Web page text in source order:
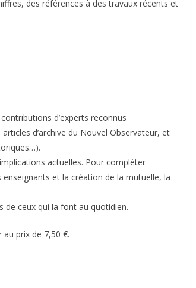
des références à des travaux récents et
d’experts reconnus
d’archive du Nouvel Observateur, et
actuelles. Pour compléter
et la création de la mutuelle, la
de ceux qui la font au quotidien.
prix de 7,50 €.